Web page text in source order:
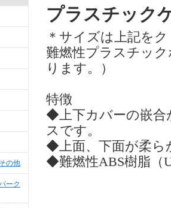
の他
ーク
プラスチック
＊サイズは上記を
難燃性プラスチッ
ります。）
特徴
◆上下カバーの嵌合
スです。
◆上面、下面が柔ら
◆難燃性ABS樹脂（